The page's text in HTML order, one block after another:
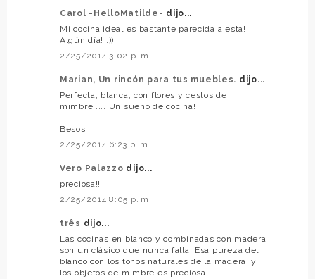
Carol -HelloMatilde- dijo...
Mi cocina ideal es bastante parecida a esta!
Algún día! :))
2/25/2014 3:02 p. m.
Marian, Un rincón para tus muebles. dijo...
Perfecta, blanca, con flores y cestos de
mimbre..... Un sueño de cocina!
Besos
2/25/2014 6:23 p. m.
Vero Palazzo dijo...
preciosa!!
2/25/2014 8:05 p. m.
três dijo...
Las cocinas en blanco y combinadas con madera
son un clásico que nunca falla. Esa pureza del
blanco con los tonos naturales de la madera, y
los objetos de mimbre es preciosa.